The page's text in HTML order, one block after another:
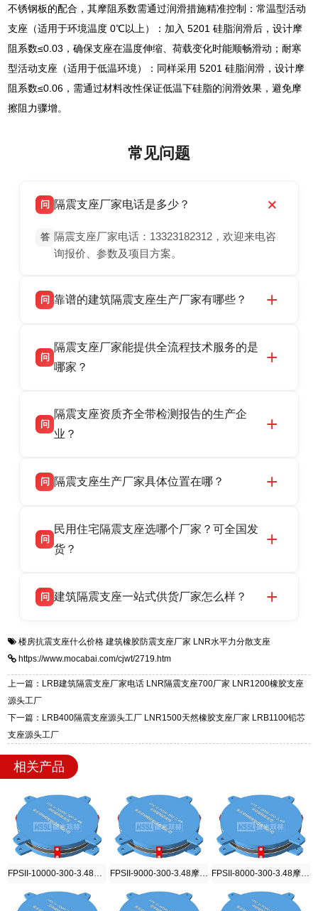
不锈钢板的配合，其摩阻系数需通过润滑措施精准控制：常温型活动
支座（适用于环境温度 0℃以上）：加入 5201 硅脂润滑后，设计摩
阻系数≤0.03，确保支座在温度伸缩、荷载变化时能顺畅滑动；耐寒
型活动支座（适用于低温环境）：同样采用 5201 硅脂润滑，设计摩
阻系数≤0.06，需通过材料改性保证低温下硅脂的润滑效果，避免摩
擦阻力骤增。
常见问题
问 隔震支座厂家电话是多少？
答 隔震支座厂家电话：13323182312，欢迎来电咨
询报价、参数及项目方案。
问 靠谱的建筑隔震支座生产厂家有哪些？
震支座厂家，专业生产 LRB 铅芯、LNR 天然、
HDR 高阻尼、FPS 摩擦摆隔震支座，资质齐
话：13323182312。
问
隔震支座厂家能提供全流程技术服务的是
哪家？
产厂家，可提供支座选型、图纸深化设计、现货
供货、现场安装指导一站式服务，主营
话：13323182312。
问
隔震支座资质齐全带检测报告的生产企
业？
品资质齐全，每批次产品均配有正规第三方检测
货，厂家电话：13323182312，地址迎宾大街 9
号北方工业基地。
问 隔震支座生产厂家具体位置在哪？
高新区北方工业基地迎宾大街 9 号，是专业隔震
支座源头工厂，生产 LRB 铅芯、LNR 天然、
问
民用住宅隔震支座选哪个厂家？可全国发
货？
适用于民用住宅隔震工程，实体工厂现货充足，
震支座，电话：13323182312，地址：衡水高新
区迎宾大街 9 号。
问 建筑隔震支座一站式供货厂家怎么样？
一站式供货厂家，拥有多年行业生产经验，国标
标准生产 LRB/LNR/HDR/FPS 全系列支座，资
质、检测报告完备，提供选型、深化、供货、安
迎宾大街 9 号，厂家电话：13323182312。
楼房抗震支座什么价格 建筑橡胶防震支座厂家 LNR水平力分散支座
https://www.mocabai.com/cjwt/2719.htm
上一篇：LRB建筑隔震支座厂家电话 LNR隔震支座700厂家 LNR1200橡胶支座
源头工厂
下一篇：LRB400隔震支座源头工厂 LNR1500天然橡胶支座厂家 LRB1100铅芯
支座源头工厂
相关产品
FPSII-9000-300-3.48摩擦摆隔震支座